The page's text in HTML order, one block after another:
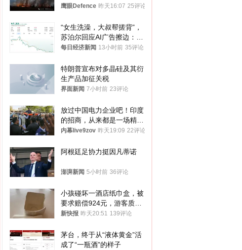
射车都是合法打击目标
鹰眼Defence 昨天16:07 25评论
“女生洗澡，大叔帮搓背”，
苏泊尔回应AI广告擦边：视
频全下架，已强化内容管理
每日经济新闻 13小时前 35评论
特朗普宣布对多晶硅及其衍
生产品加征关税
界面新闻 7小时前 23评论
放过中国电力企业吧！印度
的招商，从来都是一场精准
收割
内幕live9zov 昨天19:09 22评论
阿根廷足协力挺因凡蒂诺
澎湃新闻 5小时前 36评论
小孩碰坏一酒店纸巾盒，被
要求赔偿924元，游客质疑
酒店房客物品超高标价，市
新快报 昨天20:51 139评论
茅台，终于从“液体黄金”活
成了“一瓶酒”的样子